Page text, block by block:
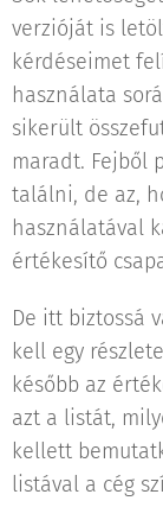
verzióját is
kérdéseimet
használata
sikerült
maradt. Fejből
találni, de az,
használatával
értékesítő
De itt biztossá
kell egy
később az
azt a listát,
kellett
listával a cég